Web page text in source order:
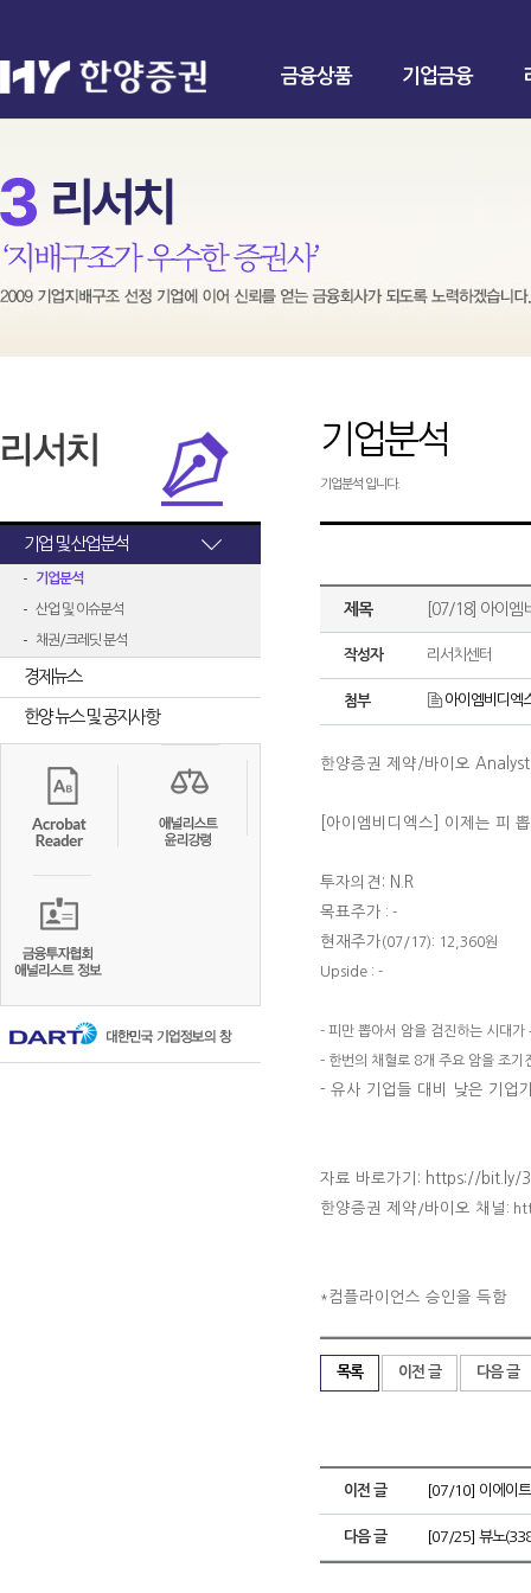
금융상품 기업금융
기업 및 산업분석
기업분석
산업 및 이슈분석
채권/크레딧 분석
경제뉴스
한양 뉴스 및 공지사항
기업분석
기업분석 입니다.
제목 [07/18] 아이엠
작성자 리서치센터
첨부 아이엠비디
한양증권 제약/바이오
[아이엠비디엑스 ] 이제는 피
투자의견: N.R
목표주가 : -
현재주가(07/17): 12,360원
Upside : -
- 피만 뽑아서 암을 검진하는 시대가
- 한번의 채혈로 8개 주요 암을 조기
- 유사 기업들 대비 낮은 기업
자료 바로가기 : https://bit.ly/
한양증권 제약 /바이오 채널 :
*컴플라이언스 승인을 득함
목록 이전 글 다음 글
이전 글 [07/10] 이에이트
다음 글 [07/25] 뷰노